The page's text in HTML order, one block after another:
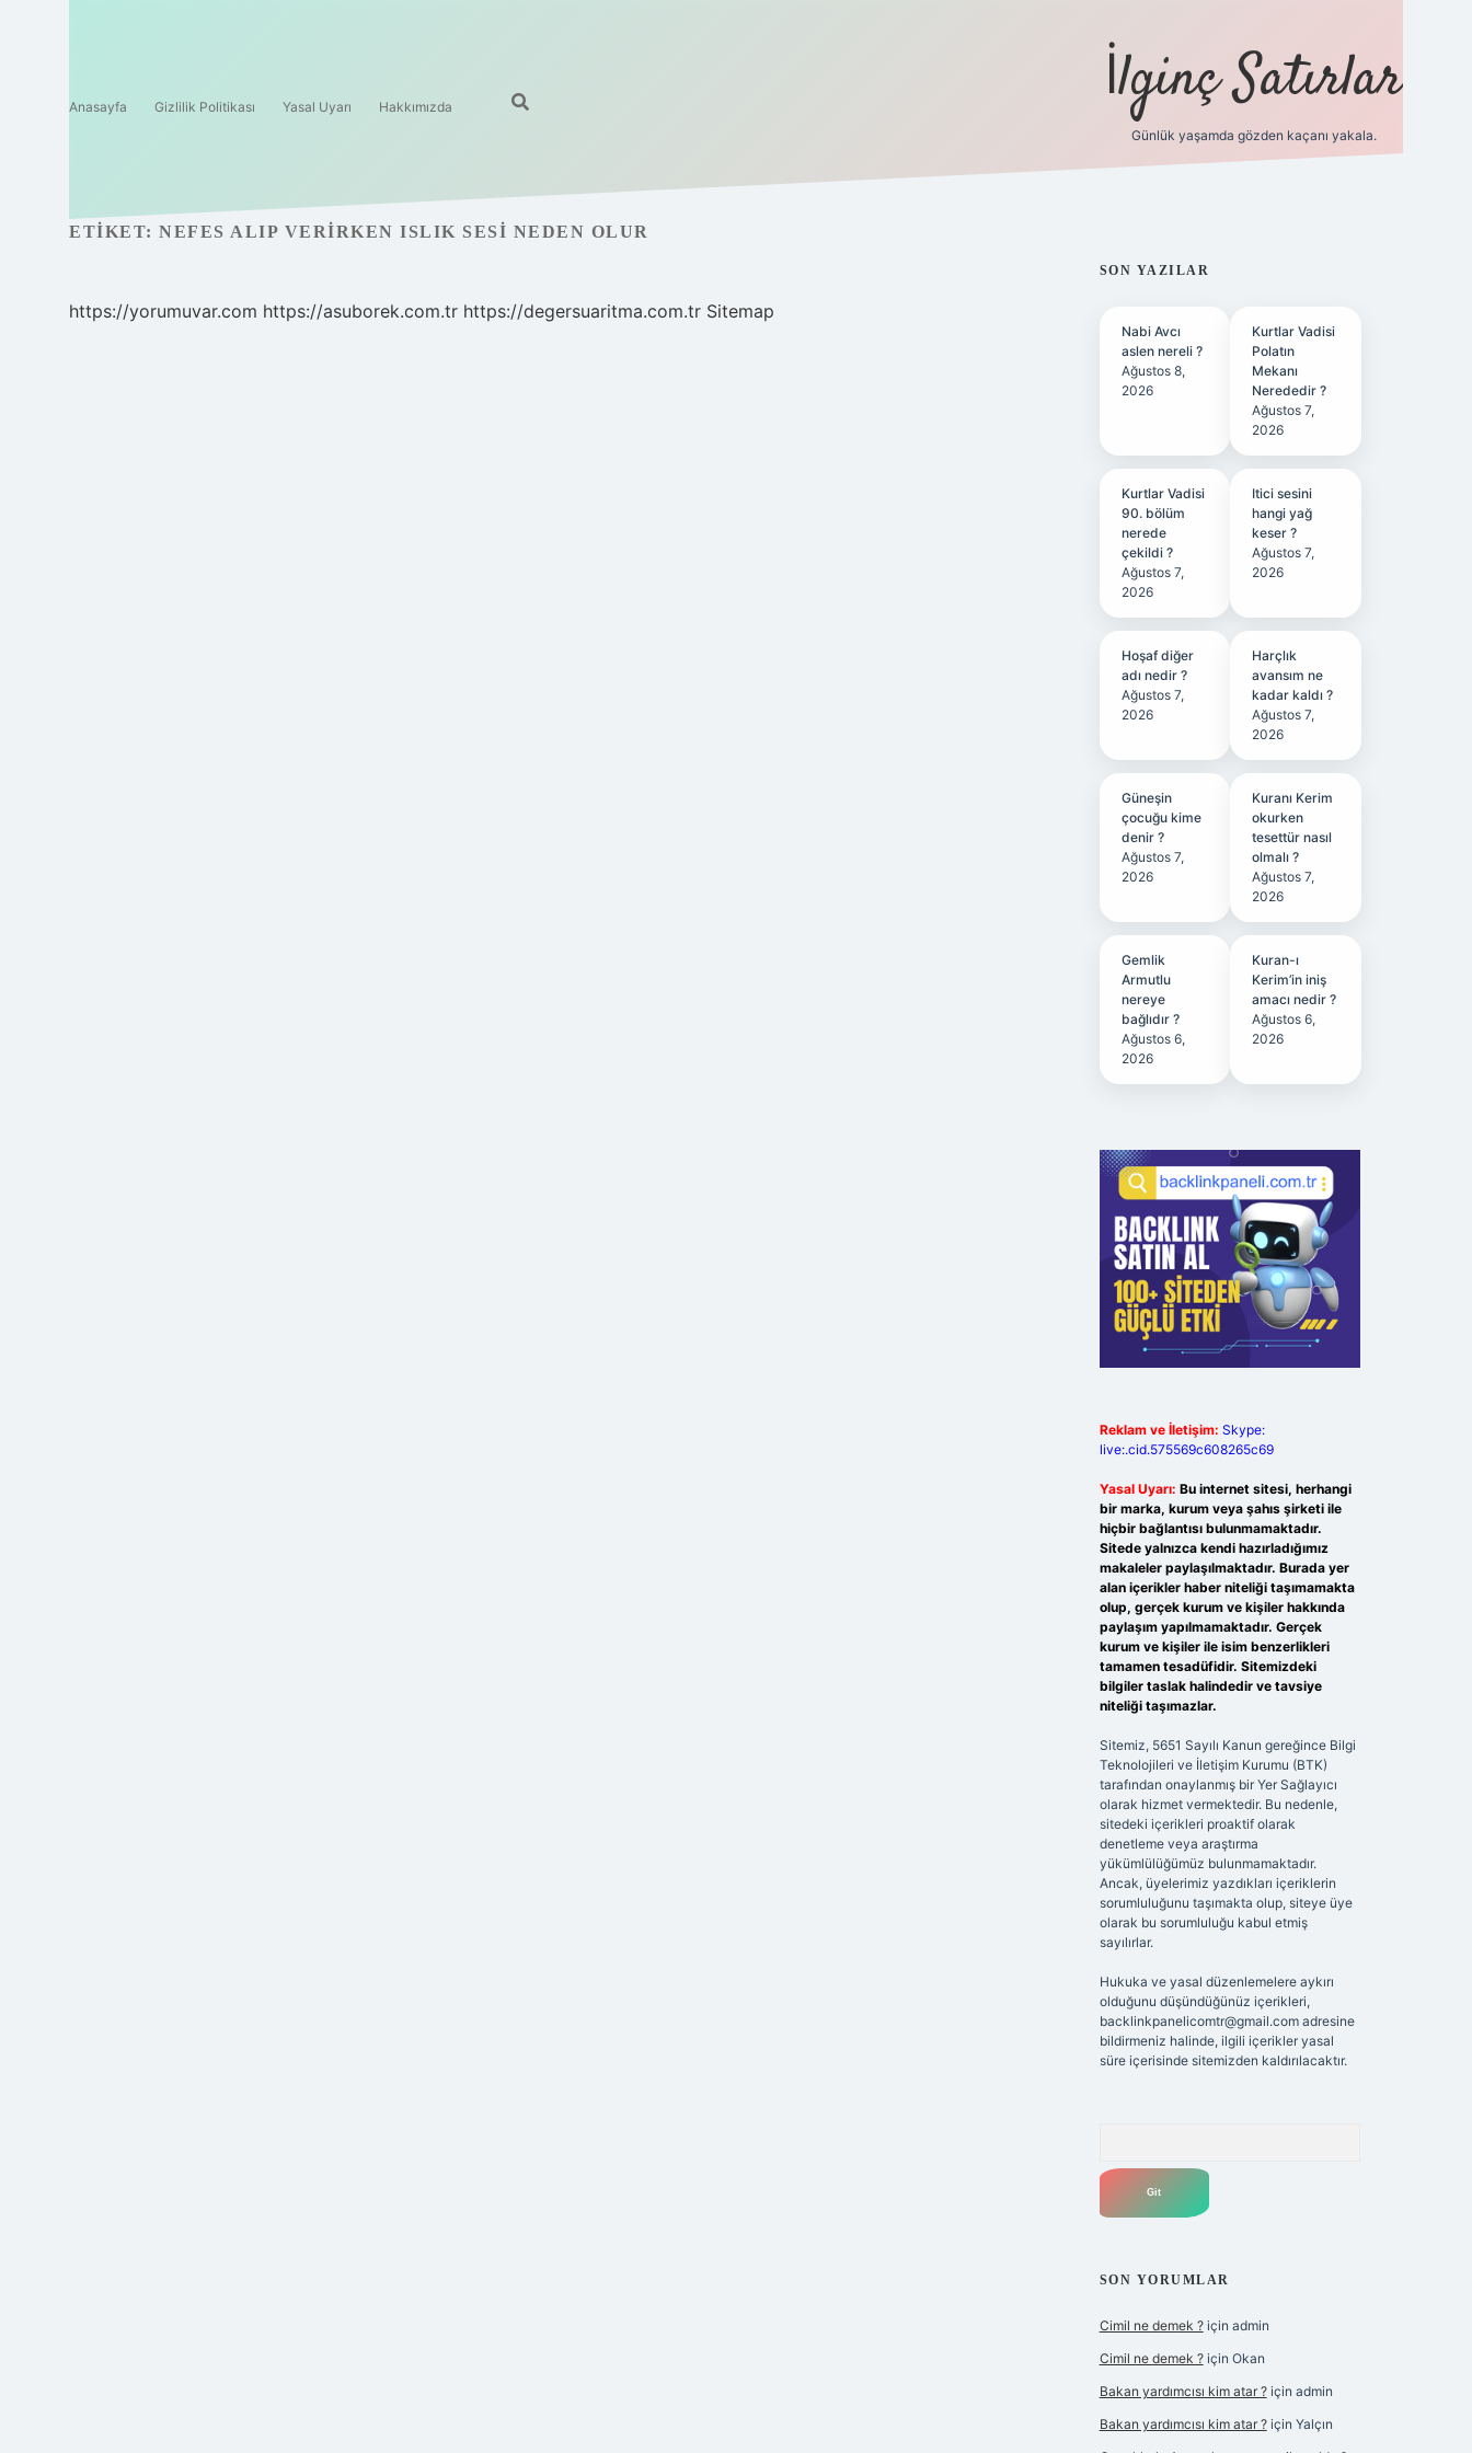
Anasayfa Gizlilik Politikası Yasal Uyarı Hakkımızda İlginç Satırlar
Günlük yaşamda gözden kaçanı yakala.
ETIKET: NEFES ALIP VERIRKEN ISLIK SESI NEDEN OLUR
https://yorumuvar.com https://asuborek.com.tr https://degersuaritma.com.tr Sitemap
SIDEBAR
SON YAZILAR
Nabi Avcı
aslen nereli ?
Ağustos 8,
2026
Kurtlar Vadisi
Polatın
Mekanı
Nerededir ?
Ağustos 7,
2026
Kurtlar Vadisi
90. bölüm
nerede
çekildi ?
Ağustos 7,
2026
Itici sesini
hangi yağ
keser ?
Ağustos 7,
2026
Hoşaf diğer
adı nedir ?
Ağustos 7,
2026
Harçlık
avansım ne
kadar kaldı ?
Ağustos 7,
2026
Güneşin
çocuğu kime
denir ?
Ağustos 7,
2026
Kuranı Kerim
okurken
tesettür nasıl
olmalı ?
Ağustos 7,
2026
Gemlik
Armutlu
nereye
bağlıdır ?
Ağustos 6,
2026
Kuran-ı
Kerim’in iniş
amacı nedir ?
Ağustos 6,
2026
Reklam ve İletişim: Skype:
live:.cid.575569c608265c69
Yasal Uyarı: Bu internet sitesi, herhangi
bir marka, kurum veya şahıs şirketi ile
hiçbir bağlantısı bulunmamaktadır.
Sitede yalnızca kendi hazırladığımız
makaleler paylaşılmaktadır. Burada yer
alan içerikler haber niteliği taşımamakta
olup, gerçek kurum ve kişiler hakkında
paylaşım yapılmamaktadır. Gerçek
kurum ve kişiler ile isim benzerlikleri
tamamen tesadüfidir. Sitemizdeki
bilgiler taslak halindedir ve tavsiye
niteliği taşımazlar.
Sitemiz, 5651 Sayılı Kanun gereğince Bilgi
Teknolojileri ve İletişim Kurumu (BTK)
tarafından onaylanmış bir Yer Sağlayıcı
olarak hizmet vermektedir. Bu nedenle,
sitedeki içerikleri proaktif olarak
denetleme veya araştırma
yükümlülüğümüz bulunmamaktadır.
Ancak, üyelerimiz yazdıkları içeriklerin
sorumluluğunu taşımakta olup, siteye üye
olarak bu sorumluluğu kabul etmiş
sayılırlar.
Hukuka ve yasal düzenlemelere aykırı
olduğunu düşündüğünüz içerikleri,
backlinkpanelicomtr@gmail.comadresine
bildirmeniz halinde, ilgili içerikler yasal
süre içerisinde sitemizden kaldırılacaktır.
SON YORUMLAR
Cimil ne demek ?için admin
Cimil ne demek ?için Okan
Bakan yardımcısı kim atar ?için admin
Bakan yardımcısı kim atar ?için Yalçın